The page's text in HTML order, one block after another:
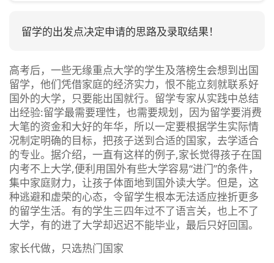
留学的出发点决定申请的思路及录取结果！
高考后，一些无缘重点大学的学生及落榜生会想到出国
留学，他们凭借家庭的经济实力，恨不能立刻就联系好
国外的大学，只要能出国就行。留学专家从实践中总结
出经验:留学最需要理性，也需要规划，因为留学要消费
大笔的资金和大好的年华，所以一定要根据学生实际情
况制定明确的目标，把孩子送到合适的国家，去学适合
的专业。据介绍，一直有这样的例子,家长觉得孩子在国
内考不上大学,便利用国外有些大学容易“进门”的条件，
集中家庭财力，让孩子体面地到国外读大学。但是，这
种逃避和虚荣的心态，令留学生根本无法适应挫折更多
的留学生活。有的学生三四年过不了语言关，也上不了
大学，有的进了大学却迟迟不能毕业，最后只好回国。
家长代做，只选热门国家